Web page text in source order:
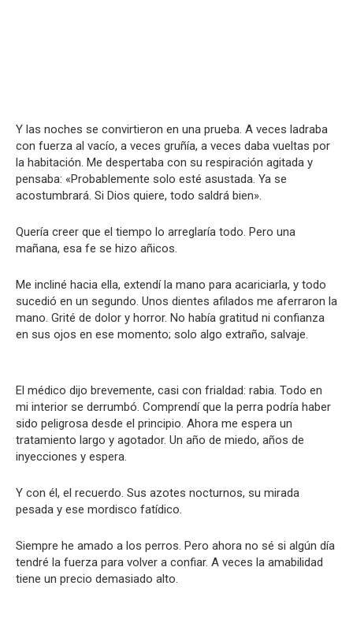
Y las noches se convirtieron en una prueba. A veces ladraba
con fuerza al vacío, a veces gruñía, a veces daba vueltas por
la habitación. Me despertaba con su respiración agitada y
pensaba: «Probablemente solo esté asustada. Ya se
acostumbrará. Si Dios quiere, todo saldrá bien».
Quería creer que el tiempo lo arreglaría todo. Pero una
mañana, esa fe se hizo añicos.
Me incliné hacia ella, extendí la mano para acariciarla, y todo
sucedió en un segundo. Unos dientes afilados me aferraron la
mano. Grité de dolor y horror. No había gratitud ni confianza
en sus ojos en ese momento; solo algo extraño, salvaje.
El médico dijo brevemente, casi con frialdad: rabia. Todo en
mi interior se derrumbó. Comprendí que la perra podría haber
sido peligrosa desde el principio. Ahora me espera un
tratamiento largo y agotador. Un año de miedo, años de
inyecciones y espera.
Y con él, el recuerdo. Sus azotes nocturnos, su mirada
pesada y ese mordisco fatídico.
Siempre he amado a los perros. Pero ahora no sé si algún día
tendré la fuerza para volver a confiar. A veces la amabilidad
tiene un precio demasiado alto.